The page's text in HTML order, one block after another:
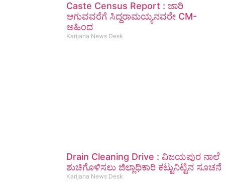
Caste Census Report : ಜಾರಿ
ಆಗುವವರೆಗೆ ಸಿದ್ದರಾಮಯ್ಯನವರೇ CM-
ಅಹಿಂದ
Karijana News Desk
Drain Cleaning Drive : ವಿಜಯಪುರ ನಾಲೆ
ಶುಚಿಗೊಳಿಸಲು ಜಿಲ್ಲಾಧಿಕಾರಿ ಕಟ್ಟುನಿಟ್ಟಿನ ಸೂಚನೆ
Karijana News Desk